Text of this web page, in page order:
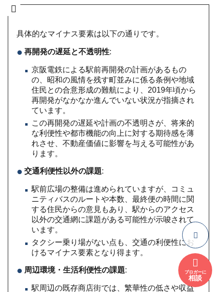
具体的なマイナス要素は以下の通りです。
再開発の遅延と不透明性:
京阪電鉄による駅前再開発の計画があるもの
の、昭和の風情を残す町並みに係る条例や地域
住民との合意形成の難航により、2019年頃から
再開発がなかなか進んでいない状況が指摘され
ています。
この再開発の遅延や計画の不透明さが、将来的
な利便性や都市機能の向上に対する期待感を薄
れさせ、不動産価値に影響を与える可能性があ
ります。
交通利便性以外の課題:
駅前広場の整備は進められていますが、コミュ
ニティバスのルートや本数、最終便の時間に関
する住民からの意見もあり、駅からのアクセス
以外の交通網に課題がある可能性が示唆されて
います。
タクシー乗り場がない点も、交通の利便性にお
けるマイナス要素となり得ます。
周辺環境・生活利便性の課題:
駅周辺の既存商店街では、繁華性の低さや収益
ブロガーに
相談